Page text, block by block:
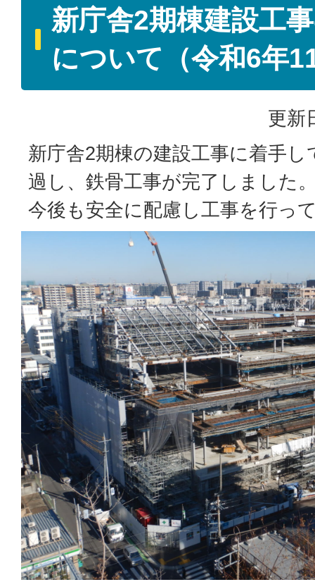
新庁舎2期棟建設工
について（令和6年
更新
新庁舎2期棟の建設工事に着手し
過し、鉄骨工事が完了しました
今後も安全に配慮し工事を行っ